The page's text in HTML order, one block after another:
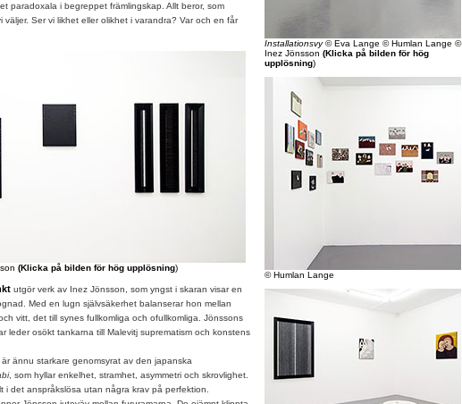
paradoxala i begreppet främlingskap. Allt beror, som
väljer. Ser vi likhet eller olikhet i varandra? Var och en får
(Klicka på bilden för hög upplösning)
utgör verk av Inez Jönsson, som yngst i skaran visar en
Med en lugn självsäkerhet balanserar hon mellan
vitt, det till synes fullkomliga och ofullkomliga. Jönssons
leder osökt tankarna till Malevitj suprematism och konstens
ännu starkare genomsyrat av den japanska
, som hyllar enkelhet, stramhet, asymmetri och skrovlighet.
i det anspråkslösa utan några krav på perfektion.
Installationsvy© Eva Lange © Humlan Lange ©
Inez Jönsson (Klicka på bilden för hög
upplösning)
© Humlan Lange